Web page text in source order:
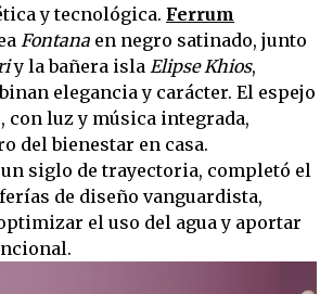
y tecnológica. Ferrum
Fontana en negro satinado, junto
y la bañera isla Elipse Khios,
elegancia y carácter. El espejo
con luz y música integrada,
del bienestar en casa.
un siglo de trayectoria, completó el
de diseño vanguardista,
el uso del agua y aportar